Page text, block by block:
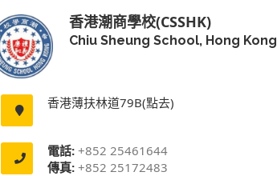
香港潮商學校(CSSHK)
Chiu Sheung School, Hong Kong
香港薄扶林道79B(點去)
電話: +852 25461644
傳真: +852 25172483